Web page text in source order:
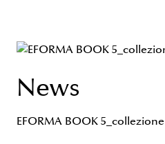
News
EFORMA BOOK 5_collezione